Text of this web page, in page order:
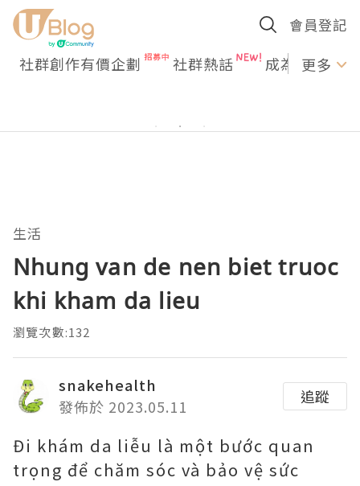
會員登記
社群創作有價企劃 社群熱話 成為U更多
生活
Nhung van de nen biet truoc
khi kham da lieu
瀏覽次數:132
snakehealth
發佈於 2023.05.11
追蹤
Đi khám da liễu là một bước quan
trọng để chăm sóc và bảo vệ sức